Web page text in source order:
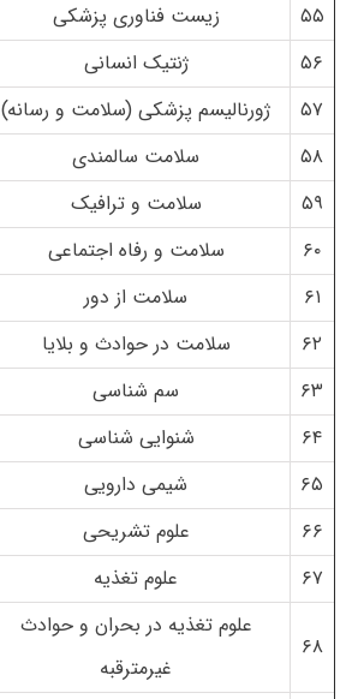
۵۵
زیست فناوری پزشکی
۵۶
ژنتیک انسانی
۵۷
ژورنالیسم پزشکی (سلامت و رسانه)
۵۸
سلامت سالمندی
۵۹
سلامت و ترافیک
۶۰
سلامت و رفاه اجتماعی
۶۱
سلامت از دور
۶۲
سلامت در حوادث و بلایا
۶۳
سم شناسی
۶۴
شنوایی شناسی
۶۵
شیمی دارویی
۶۶
علوم تشریحی
۶۷
علوم تغذیه
۶۸
علوم تغذیه در بحران و حوادث
غیرمترقبه